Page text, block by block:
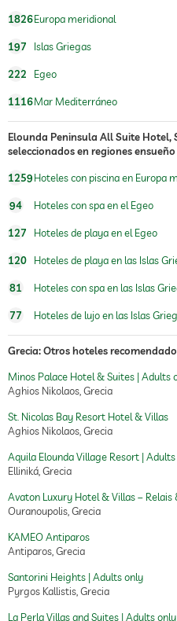
asesoría de belleza
tratamientos
peeling
body
1826Europa meridional
197 Islas Griegas
222 Egeo
1116Mar Mediterráneo
Elounda Peninsula All Suite Hotel,
seleccionados en regiones ensueño
1259Hoteles con piscina en Europa
94 Hoteles con spa en el Egeo
127 Hoteles de playa en el Egeo
120 Hoteles de playa en las Islas
81 Hoteles con spa en las Islas
77 Hoteles de lujo en las Islas
Grecia: Otros hoteles
Minos Palace Hotel & Suites | Adults
Aghios Nikolaos, Grecia
St. Nicolas Bay Resort Hotel & Villas
Aghios Nikolaos, Grecia
Aquila Elounda Village Resort |
Elliniká, Grecia
Avaton Luxury Hotel & Villas – Relais
Ouranoupolis, Grecia
KAMEO Antiparos
Antiparos, Grecia
Santorini Heights | Adults only
Pyrgos Kallistis, Grecia
La Perla Villas and Suites | Adults only